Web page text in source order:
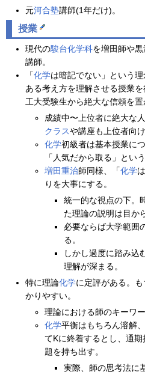
元河合塾講師(1年だけ)。
授業
現代の駿台化学科を増田師や
講師。
「化学は暗記でない」という
ある考え方を理解させる授業を
工大受験生から絶大な信頼を置
成績中〜上位者に絶大な
クラスや講座も上位者向け
化学初級者は基本授業に
「人気だから取る」とい
増田重治師同様、「化学
りを大事にする。
統一的な視点の下。
た理論の説明は目か
必要ならば大学範囲
る。
しかし過度に踏み込
理解が深まる。
特に理論化学に定評がある。
かりやすい。
理論における師のキーワ
化学平衡はもちろん溶解
てKに終着するとし、通期
題を持ち出す。
実際、師の思考法に